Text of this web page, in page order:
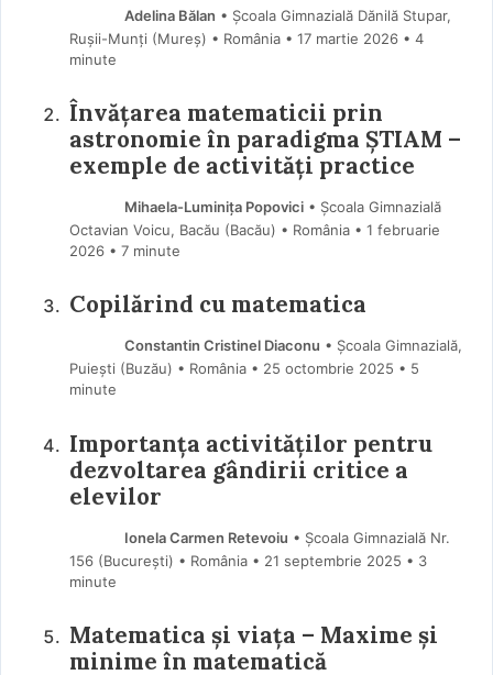
Adelina Bălan • Școala Gimnazială Dănilă Stupar,
Rușii-Munți (Mureş) • România
17 martie 2026 • 4
minute
Învățarea matematicii prin
astronomie în paradigma ȘTIAM –
exemple de activități practice
Mihaela-Luminița Popovici• Școala Gimnazială
Octavian Voicu, Bacău (Bacău) • România
1 februarie
2026 • 7 minute
Copilărind cu matematica
Constantin Cristinel Diaconu • Școala Gimnazială,
Puiești (Buzău) • România
25 octombrie 2025 • 5
minute
Importanța activităților pentru
dezvoltarea gândirii critice a
elevilor
Ionela Carmen Retevoiu • Școala Gimnazială Nr.
156 (Bucureşti) • România
21 septembrie 2025 • 3
minute
Matematica și viața – Maxime și
minime în matematică